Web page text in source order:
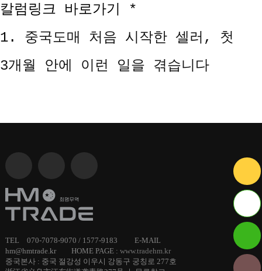
칼럼링크 바로가기 *
1. 중국도매 처음 시작한 셀러, 첫
3개월 안에 이런 일을 겪습니다
TEL 070-7078-9070 / 1577-9183 E-MAIL
hm@hmtrade.kr HOME PAGE : www.tradehm.kr
중국본사 : 중국 절강성 이우시 강동구 궁칭로 277호